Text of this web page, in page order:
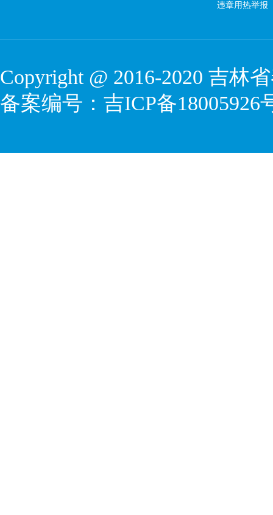
违章用热举报
Copyright @ 2016-2020 吉林
备案编号： 吉ICP备18005926